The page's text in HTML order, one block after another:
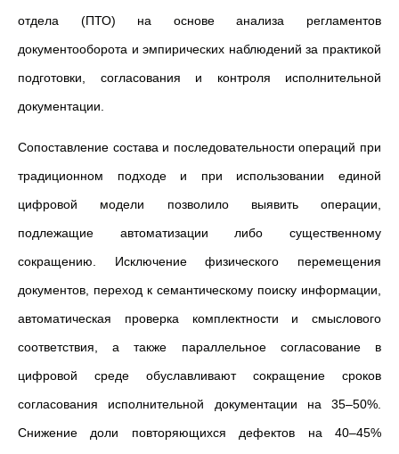
отдела (ПТО) на основе анализа регламентов
документооборота и эмпирических наблюдений за практикой
подготовки, согласования и контроля исполнительной
документации.
Сопоставление состава и последовательности операций при
традиционном подходе и при использовании единой
цифровой модели позволило выявить операции,
подлежащие автоматизации либо существенному
сокращению. Исключение физического перемещения
документов, переход к семантическому поиску информации,
автоматическая проверка комплектности и смыслового
соответствия, а также параллельное согласование в
цифровой среде обуславливают сокращение сроков
согласования исполнительной документации на 35–50%.
Снижение доли повторяющихся дефектов на 40–45%